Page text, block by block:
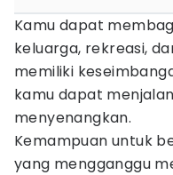
Kamu dapat
keluarga, rekreasi,
memiliki
kamu dapat
menyenangkan.
Kemampuan untuk
yang mengganggu